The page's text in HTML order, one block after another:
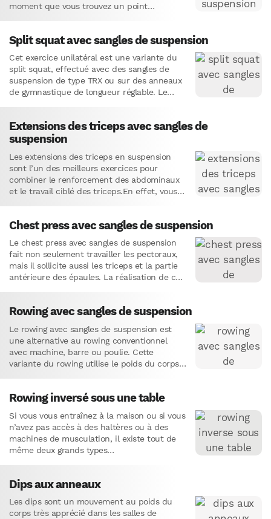
moment que vous trouvez un point…
Split squat avec sangles de suspension
Cet exercice unilatéral est une variante du
split squat, effectué avec des sangles de
suspension de type TRX ou sur des anneaux
de gymnastique de longueur réglable. Le
Extensions des triceps avec sangles de
suspension
Les extensions des triceps en suspension
sont l’un des meilleurs exercices pour
combiner le renforcement des abdominaux
et le travail ciblé des triceps.En effet, vous
Chest press avec sangles de suspension
Le chest press avec sangles de suspension
fait non seulement travailler les pectoraux,
mais il sollicite aussi les triceps et la partie
antérieure des épaules. La réalisation de cet
Rowing avec sangles de suspension
Le rowing avec sangles de suspension est
une alternative au rowing conventionnel
avec machine, barre ou poulie. Cette
variante du rowing utilise le poids du corps
Rowing inversé sous une table
Si vous vous entraînez à la maison ou si vous
n’avez pas accès à des haltères ou à des
machines de musculation, il existe tout de
même deux grands types…
Dips aux anneaux
Les dips sont un mouvement au poids du
corps très apprécié dans les salles de